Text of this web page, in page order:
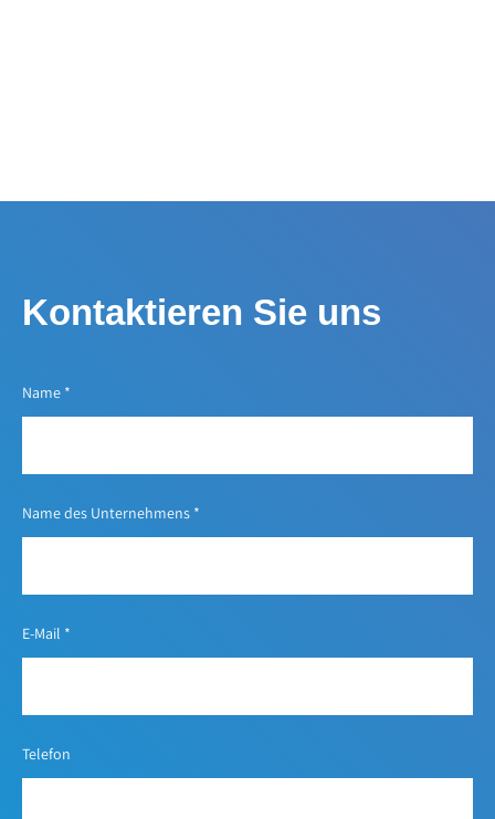
Kontaktieren Sie uns
Name *
Name des Unternehmens *
E-Mail *
Telefon